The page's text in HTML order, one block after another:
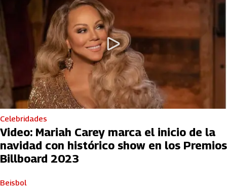
Celebridades
Video: Mariah Carey marca el inicio de la
navidad con histórico show en los Premios
Billboard 2023
Beisbol